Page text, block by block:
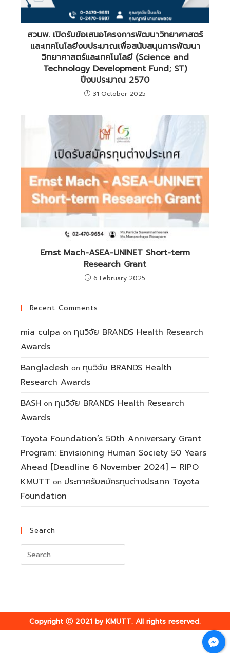
สวนพ. เปิดรับข้อเสนอโครงการพัฒนาวิทยาศาสตร์
และเทคโนโลยีงบประมาณเพื่อสนับสนุนการพัฒนา
วิทยาศาสตร์และเทคโนโลยี (Science and
Technology Development Fund; ST)
ปีงบประมาณ 2570
31 October 2025
Ernst Mach-ASEA-UNINET Short-term
Research Grant
6 February 2025
Recent Comments
mia culpa on ทุนวิจัย BRANDS Health Research
Awards
Bangladesh on ทุนวิจัย BRANDS Health
Research Awards
BASH on ทุนวิจัย BRANDS Health Research
Awards
Toyota Foundation’s 50th Anniversary Grant
Program: Envisioning Human Society 50 Years
Ahead [Deadline 6 November 2024] – RIPO
KMUTT on ประกาศรับสมัครทุนต่างประเทศ Toyota
Foundation
Search
Search
for:
Copyright Ⓒ 2021 by KMUTT. All rights reserved.